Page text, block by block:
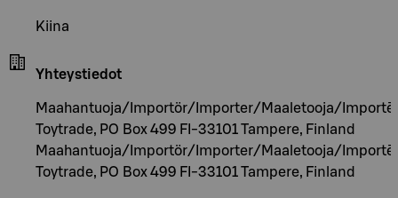
Kiina
Yhteystiedot
Maahantuoja/Importör/Importer/Maaletooja/
Toytrade, PO Box 499 FI-33101 Tampere, Finland
Maahantuoja/Importör/Importer/Maaletooja/
Toytrade, PO Box 499 FI-33101 Tampere, Finland